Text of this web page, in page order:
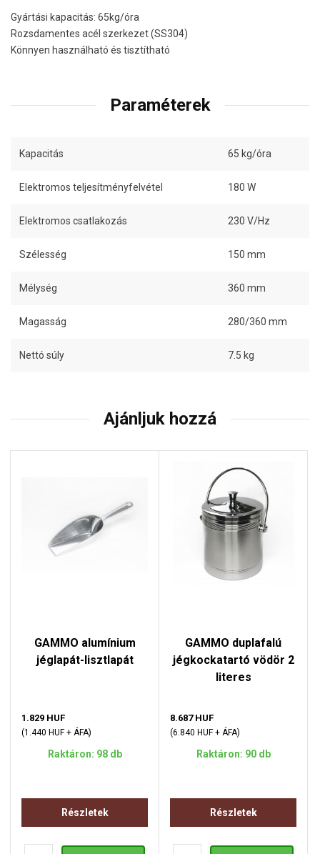
Gyártási kapacitás: 65kg/óra
Rozsdamentes acél szerkezet (SS304)
Könnyen használható és tisztítható
Paraméterek
Kapacitás 65 kg/óra
Elektromos teljesítményfelvétel 180 W
Elektromos csatlakozás 230 V/Hz
Szélesség 150 mm
Mélység 360 mm
Magasság 280/360 mm
Nettó súly 7.5 kg
Ajánljuk hozzá
GAMMO alumínium
jéglapát-lisztlapát
1.829 HUF
(1.440 HUF + ÁFA)
Raktáron: 98 db
Részletek
GAMMO duplafalú
jégkockatartó vödör 2
literes
8.687 HUF
(6.840 HUF + ÁFA)
Raktáron: 90 db
Részletek